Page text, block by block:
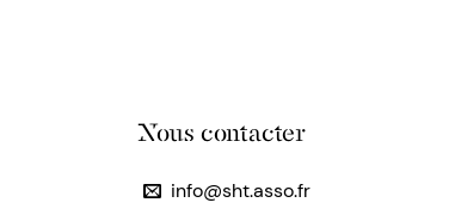
Nous contacter
info@sht.asso.fr